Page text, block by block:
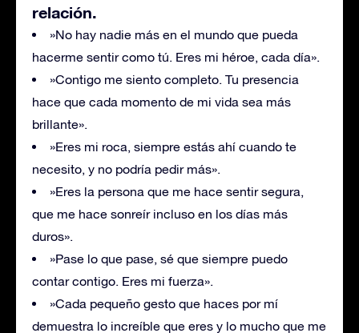
relación.
»No hay nadie más en el mundo que pueda
hacerme sentir como tú. Eres mi héroe, cada día».
»Contigo me siento completo. Tu presencia
hace que cada momento de mi vida sea más
brillante».
»Eres mi roca, siempre estás ahí cuando te
necesito, y no podría pedir más».
»Eres la persona que me hace sentir segura,
que me hace sonreír incluso en los días más
duros».
»Pase lo que pase, sé que siempre puedo
contar contigo. Eres mi fuerza».
»Cada pequeño gesto que haces por mí
demuestra lo increíble que eres y lo mucho que me